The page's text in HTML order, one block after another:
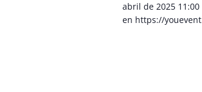
abril de 2025
en https://